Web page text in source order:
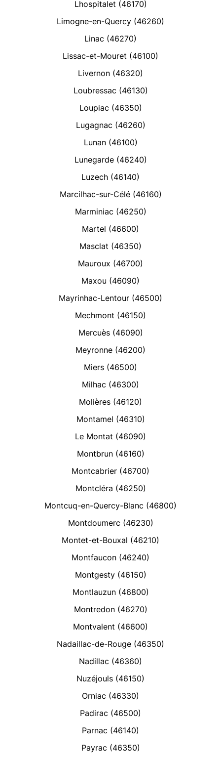
Lhospitalet (46170)
Limogne-en-Quercy (46260)
Linac (46270)
Lissac-et-Mouret (46100)
Livernon (46320)
Loubressac (46130)
Loupiac (46350)
Lugagnac (46260)
Lunan (46100)
Lunegarde (46240)
Luzech (46140)
Marcilhac-sur-Célé (46160)
Marminiac (46250)
Martel (46600)
Masclat (46350)
Mauroux (46700)
Maxou (46090)
Mayrinhac-Lentour (46500)
Mechmont (46150)
Mercuès (46090)
Meyronne (46200)
Miers (46500)
Milhac (46300)
Molières (46120)
Montamel (46310)
Le Montat (46090)
Montbrun (46160)
Montcabrier (46700)
Montcléra (46250)
Montcuq-en-Quercy-Blanc (46800)
Montdoumerc (46230)
Montet-et-Bouxal (46210)
Montfaucon (46240)
Montgesty (46150)
Montlauzun (46800)
Montredon (46270)
Montvalent (46600)
Nadaillac-de-Rouge (46350)
Nadillac (46360)
Nuzéjouls (46150)
Orniac (46330)
Padirac (46500)
Parnac (46140)
Payrac (46350)